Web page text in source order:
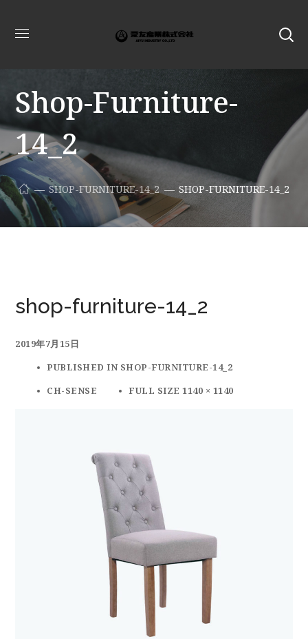
Shop-Furniture-
14_2
SHOP-FURNITURE-14_2 SHOP-FURNITURE-14_2
shop-furniture-14_2
2019年7月15日
PUBLISHED IN SHOP-FURNITURE-14_2
CH-SENSE
FULL SIZE 1140 × 1140